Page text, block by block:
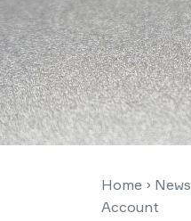
Home › News
Account